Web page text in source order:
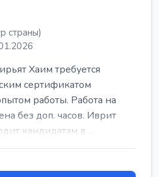
страны)
Хаим требуется
сертификатом
работы. Работа на
без доп. часов. Иврит
кандидатам в ...